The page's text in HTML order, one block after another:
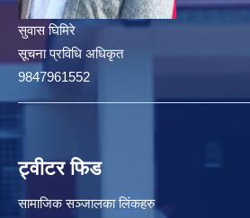
सुवास घिमिरे
सूचना प्रविधि अधिकृत
9847961552
ट्वीटर फिड
सामाजिक सञ्जालका लिंकहरु